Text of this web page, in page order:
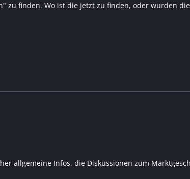
zu finden. Wo ist die jetzt zu finden, oder wurden
allgemeine Infos, die Diskussionen zum